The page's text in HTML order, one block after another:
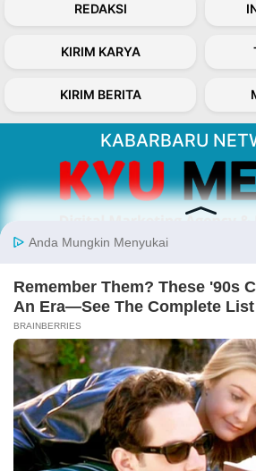
REDAKSI
KIRIM KARYA
KIRIM BERITA
KABARBARU
About Our Kabarbaru.co
Kabarbaru.co
inspiratif dari sudut
serta terverifikasi dari
Follow Kabarbaru